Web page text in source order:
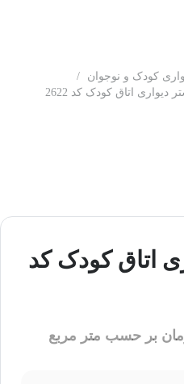
کودک و نوجوان
/
دیواری اتاق کودک کد 2622
اتاق کودک کد
بر حسب متر مربع